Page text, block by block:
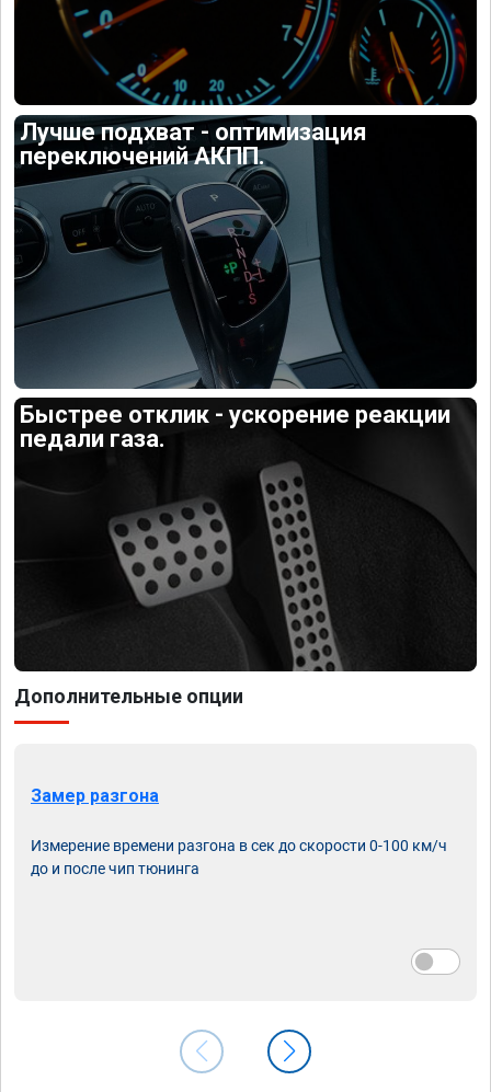
Лучше подхват - оптимизация
переключений АКПП.
Быстрее отклик - ускорение реакции
педали газа.
Дополнительные опции
Замер разгона
Измерение времени разгона в сек до скорости 0-100 км/ч
до и после чип тюнинга